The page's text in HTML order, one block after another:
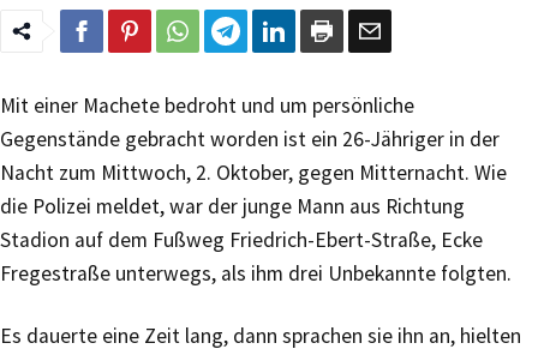
Mit einer Machete bedroht und um persönliche
Gegenstände gebracht worden ist ein 26-Jähriger in der
Nacht zum Mittwoch, 2. Oktober, gegen Mitternacht. Wie
die Polizei meldet, war der junge Mann aus Richtung
Stadion auf dem Fußweg Friedrich-Ebert-Straße, Ecke
Fregestraße unterwegs, als ihm drei Unbekannte folgten.
Es dauerte eine Zeit lang, dann sprachen sie ihn an, hielten